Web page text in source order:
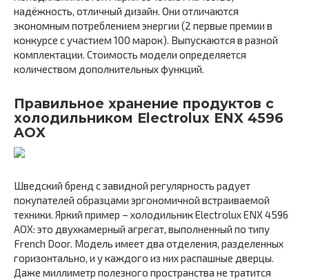
надёжность, отличный дизайн. Они отличаются
экономным потреблением энергии (2 первые премии в
конкурсе с участием 100 марок). Выпускаются в разной
комплектации. Стоимость модели определяется
количеством дополнительных функций.
Правильное хранение продуктов с
холодильником Electrolux ENX 4596
AOX
Шведский бренд с завидной регулярность радует
покупателей образцами эргономичной встраиваемой
техники. Яркий пример – холодильник Electrolux ENX 4596
AOX: это двухкамерный агрегат, выполненный по типу
French Door. Модель имеет два отделения, разделенных
горизонтально, и у каждого из них распашные дверцы.
Даже миллиметр полезного пространства не тратится